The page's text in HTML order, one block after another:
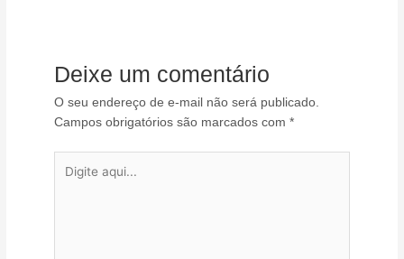
Deixe um comentário
O seu endereço de e-mail não será publicado.
Campos obrigatórios são marcados com*
aqui...